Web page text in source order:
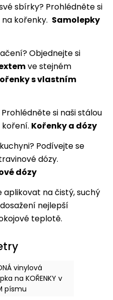
sbírky? Prohlédněte si
kořenky. Samolepky
Objednejte si
ve stejném
s vlastním
si naši stálou
Kořenky a dózy
Podívejte se
dózy.
dózy
na čistý, suchý
nejlepší
teplotě.
vinylová
na KOŘENKY v
písmu